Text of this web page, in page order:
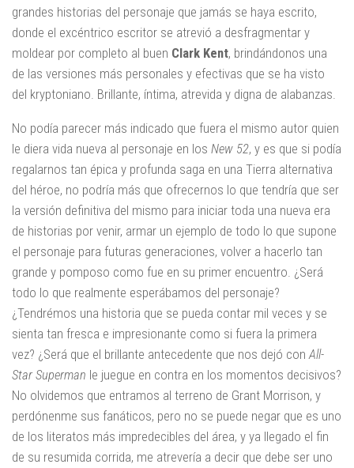
grandes historias del personaje que jamás se haya escrito,
donde el excéntrico escritor se atrevió a desfragmentar y
moldear por completo al buen Clark Kent, brindándonos una
de las versiones más personales y efectivas que se ha visto
del kryptoniano. Brillante, íntima, atrevida y digna de alabanzas.
No podía parecer más indicado que fuera el mismo autor quien
le diera vida nueva al personaje en los New 52, y es que si podía
regalarnos tan épica y profunda saga en una Tierra alternativa
del héroe, no podría más que ofrecernos lo que tendría que ser
la versión definitiva del mismo para iniciar toda una nueva era
de historias por venir, armar un ejemplo de todo lo que supone
el personaje para futuras generaciones, volver a hacerlo tan
grande y pomposo como fue en su primer encuentro. ¿Será
todo lo que realmente esperábamos del personaje?
¿Tendrémos una historia que se pueda contar mil veces y se
sienta tan fresca e impresionante como si fuera la primera
vez? ¿Será que el brillante antecedente que nos dejó con All-
Star Superman le juegue en contra en los momentos decisivos?
No olvidemos que entramos al terreno de Grant Morrison, y
perdónenme sus fanáticos, pero no se puede negar que es uno
de los literatos más impredecibles del área, y ya llegado el fin
de su resumida corrida, me atrevería a decir que debe ser uno